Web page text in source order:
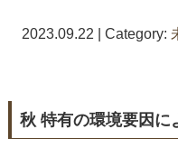
2023.09.22 | Category:
秋 特有の環境要因に